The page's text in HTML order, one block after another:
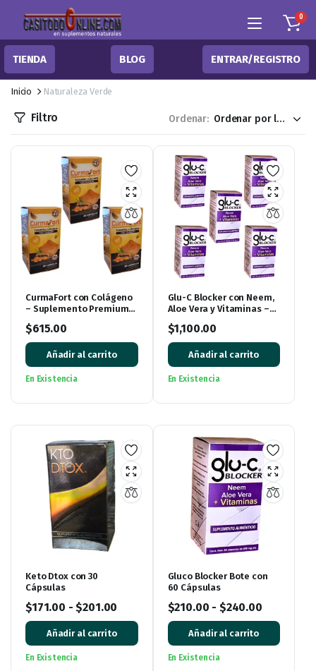
0
TIENDA BLOG ENTRAR/REGISTRO
Inicio Naturaleza Verde
Filtro Ordenar:
CurmaFort con Colágeno
– Suplemento Premium
Cápsulas)
$615.00
Añadir al carrito
En Existencia
Glu-C Blocker con Neem,
Aloe Vera y Vitaminas –
Cápsulas)
$1,100.00
Añadir al carrito
En Existencia
Keto Dtox con 30
Cápsulas
$171.00 -$201.00
Añadir al carrito
En Existencia
Gluco Blocker Bote con
60 Cápsulas
$210.00 - $240.00
Añadir al carrito
En Existencia